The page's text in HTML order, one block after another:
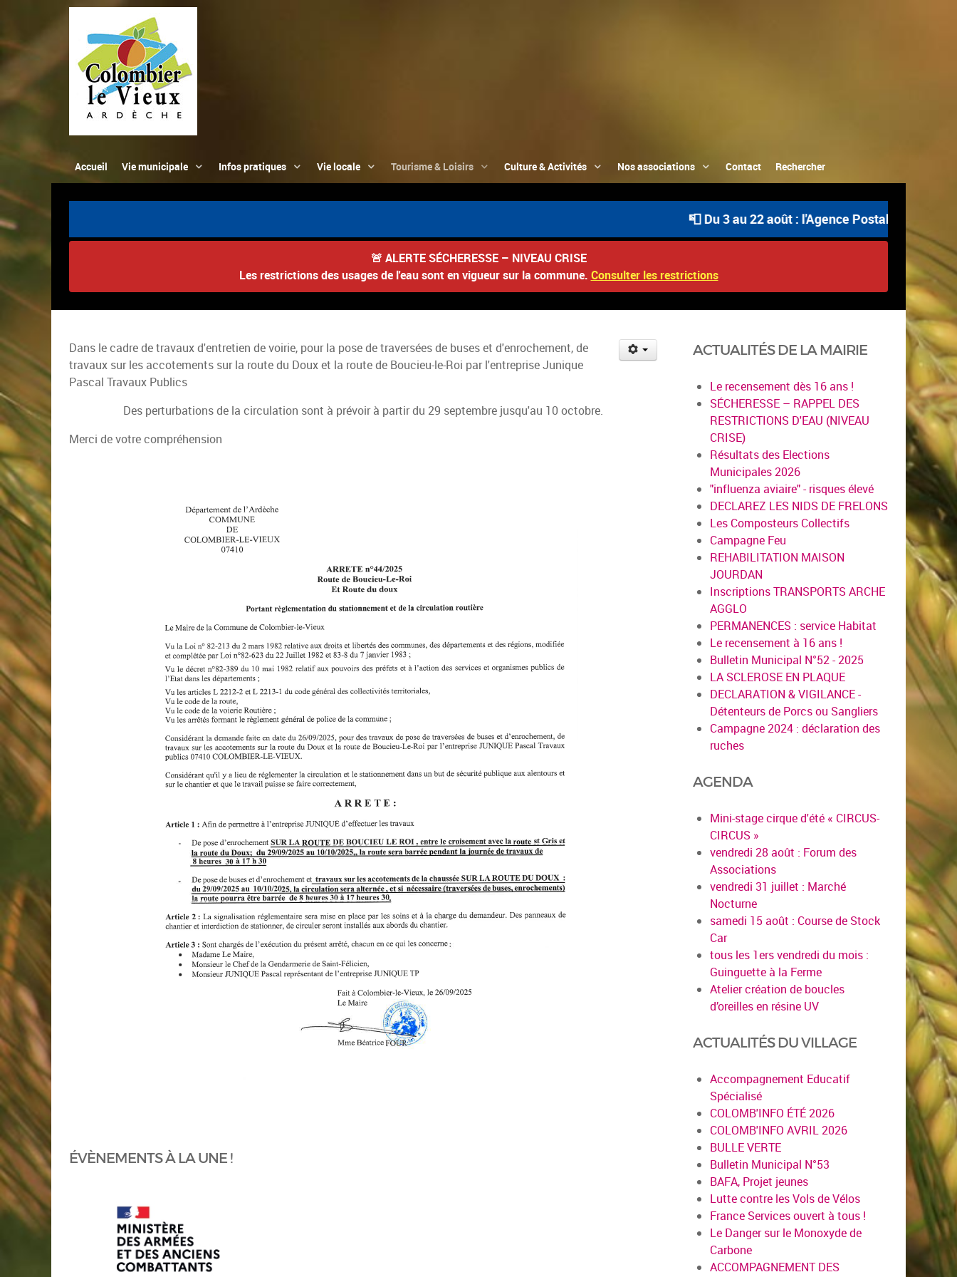
Accueil Vie municipale Infos pratiques Vie locale Tourisme & Loisirs Culture & Activités Nos associations Contact Rechercher
📮 Du 3 au 22 août : l'Agence Postale
🚨 ALERTE SÉCHERESSE – NIVEAU CRISE
Les restrictions des usages de l'eau sont en vigueur sur la commune. Consulter les restrictions
Dans le cadre de travaux d'entretien de voirie, pour la pose de traversées de buses et d'enrochement, de
travaux sur les accotements sur la route du Doux et la route de Boucieu-le-Roi par l'entreprise Junique
Pascal Travaux Publics
Des perturbations de la circulation sont à prévoir à partir du 29 septembre jusqu'au 10 octobre.
Merci de votre compréhension
ÉVÈNEMENTS À LA UNE !
ACTUALITÉS DE LA MAIRIE
Le recensement dès 16 ans !
SÉCHERESSE – RAPPEL DES
RESTRICTIONS D'EAU (NIVEAU
CRISE)
Résultats des Elections
Municipales 2026
"influenza aviaire" - risques élevé
DECLAREZ LES NIDS DE FRELONS
Les Composteurs Collectifs
Campagne Feu
REHABILITATION MAISON
JOURDAN
Inscriptions TRANSPORTS ARCHE
AGGLO
PERMANENCES : service Habitat
Le recensement à 16 ans !
Bulletin Municipal N°52 - 2025
LA SCLEROSE EN PLAQUE
DECLARATION & VIGILANCE -
Détenteurs de Porcs ou Sangliers
Campagne 2024 : déclaration des
ruches
AGENDA
Mini-stage cirque d'été « CIRCUS-
CIRCUS »
vendredi 28 août : Forum des
Associations
vendredi 31 juillet : Marché
Nocturne
samedi 15 août : Course de Stock
Car
tous les 1ers vendredi du mois :
Guinguette à la Ferme
Atelier création de boucles
d’oreilles en résine UV
ACTUALITÉS DU VILLAGE
Accompagnement Educatif
Spécialisé
COLOMB'INFO ÉTÉ 2026
COLOMB'INFO AVRIL 2026
BULLE VERTE
Bulletin Municipal N°53
BAFA, Projet jeunes
Lutte contre les Vols de Vélos
France Services ouvert à tous !
Le Danger sur le Monoxyde de
Carbone
ACCOMPAGNEMENT DES